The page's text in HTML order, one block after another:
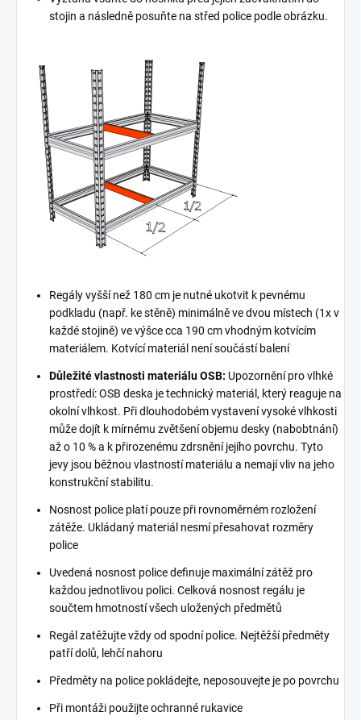
stojin a následně posuňte na střed police podle obrázku.
Regály vyšší než 180 cm je nutné ukotvit k pevnému
podkladu (např. ke stěně) minimálně ve dvou místech (1x v
každé stojině) ve výšce cca 190 cm vhodným kotvícím
materiálem. Kotvící materiál není součástí balení
Důležité vlastnosti materiálu OSB: Upozornění pro vlhké
prostředí: OSB deska je technický materiál, který reaguje na
okolní vlhkost. Při dlouhodobém vystavení vysoké vlhkosti
může dojít k mírnému zvětšení objemu desky (nabobtnání)
až o 10 % a k přirozenému zdrsnění jejího povrchu. Tyto
jevy jsou běžnou vlastností materiálu a nemají vliv na jeho
konstrukční stabilitu.
Nosnost police platí pouze při rovnoměrném rozložení
zátěže. Ukládaný materiál nesmí přesahovat rozměry
police
Uvedená nosnost police definuje maximální zátěž pro
každou jednotlivou polici. Celková nosnost regálu je
součtem hmotností všech uložených předmětů
Regál zatěžujte vždy od spodní police. Nejtěžší předměty
patří dolů, lehčí nahoru
Předměty na police pokládejte, neposouvejte je po povrchu
Při montáži použijte ochranné rukavice